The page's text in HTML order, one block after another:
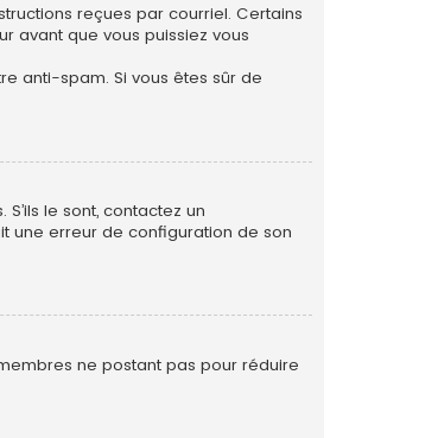
reçues par courriel. Certains
avant que vous puissiez vous
anti-spam. Si vous êtes sûr de
le sont, contactez un
une erreur de configuration de son
ne postant pas pour réduire